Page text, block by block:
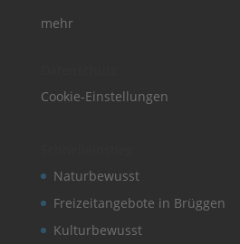
mehr
Cookie-Einstellungen
Naturbewusst
Freizeitangebote in Brüggen
Kulturbewusst